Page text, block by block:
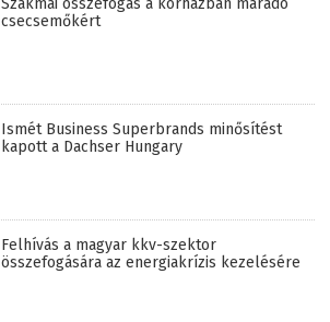
Szakmai összefogás a kórházban maradó
csecsemőkért
Ismét Business Superbrands minősítést
kapott a Dachser Hungary
Felhívás a magyar kkv-szektor
összefogására az energiakrízis kezelésére